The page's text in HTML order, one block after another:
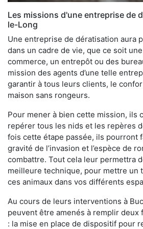
Les missions d'une entreprise de
le-Long
Une entreprise de dératisation aura
dans un cadre de vie, que ce soit
commerce, un entrepôt ou des
mission des agents d’une telle
garantir à tous leurs clients, le
maison sans rongeurs.
Pour mener à bien cette mission, ils
repérer tous les nids et les repères
fois cette étape passée, ils pourront
gravité de l’invasion et l’espèce de
combattre. Tout cela leur permettra
meilleure technique, pour mettre un
ces animaux dans vos différents
Au cours de leurs interventions à
peuvent être amenés à remplir
: la mise en place de dispositif pour